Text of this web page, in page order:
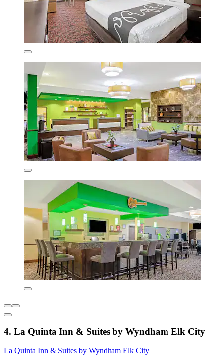
4. La Quinta Inn & Suites by Wyndham Elk City
La Quinta Inn & Suites by Wyndham Elk City